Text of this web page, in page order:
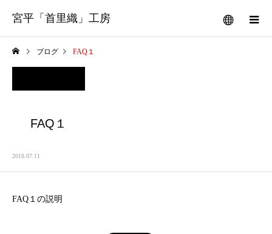
宮平「首里織」工房
ブログ FAQ１
FAQ１
2018.07.11
FAQ１の説明